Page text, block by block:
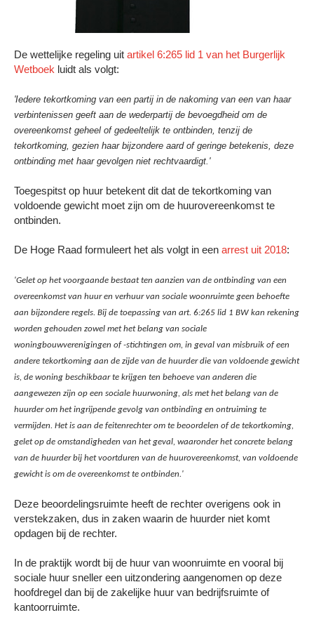
De wettelijke regeling uit artikel 6:265 lid 1 van het Burgerlijk
Wetboek luidt als volgt:
'Iedere tekortkoming van een partij in de nakoming van een van haar
verbintenissen geeft aan de wederpartij de bevoegdheid om de
overeenkomst geheel of gedeeltelijk te ontbinden, tenzij de
tekortkoming, gezien haar bijzondere aard of geringe betekenis, deze
ontbinding met haar gevolgen niet rechtvaardigt.'
Toegespitst op huur betekent dit dat de tekortkoming van
voldoende gewicht moet zijn om de huurovereenkomst te
ontbinden.
De Hoge Raad formuleert het als volgt in een arrest uit 2018:
'Gelet op het voorgaande bestaat ten aanzien van de ontbinding van een
overeenkomst van huur en verhuur van sociale woonruimte geen behoefte
aan bijzondere regels. Bij de toepassing van art. 6:265 lid 1 BW kan rekening
worden gehouden zowel met het belang van sociale
woningbouwverenigingen of -stichtingen om, in geval van misbruik of een
andere tekortkoming aan de zijde van de huurder die van voldoende gewicht
is, de woning beschikbaar te krijgen ten behoeve van anderen die
aangewezen zijn op een sociale huurwoning, als met het belang van de
huurder om het ingrijpende gevolg van ontbinding en ontruiming te
vermijden. Het is aan de feitenrechter om te beoordelen of de tekortkoming,
gelet op de omstandigheden van het geval, waaronder het concrete belang
van de huurder bij het voortduren van de huurovereenkomst, van voldoende
gewicht is om de overeenkomst te ontbinden.'
Deze beoordelingsruimte heeft de rechter overigens ook in
verstekzaken, dus in zaken waarin de huurder niet komt
opdagen bij de rechter.
In de praktijk wordt bij de huur van woonruimte en vooral bij
sociale huur sneller een uitzondering aangenomen op deze
hoofdregel dan bij de zakelijke huur van bedrijfsruimte of
kantoorruimte.